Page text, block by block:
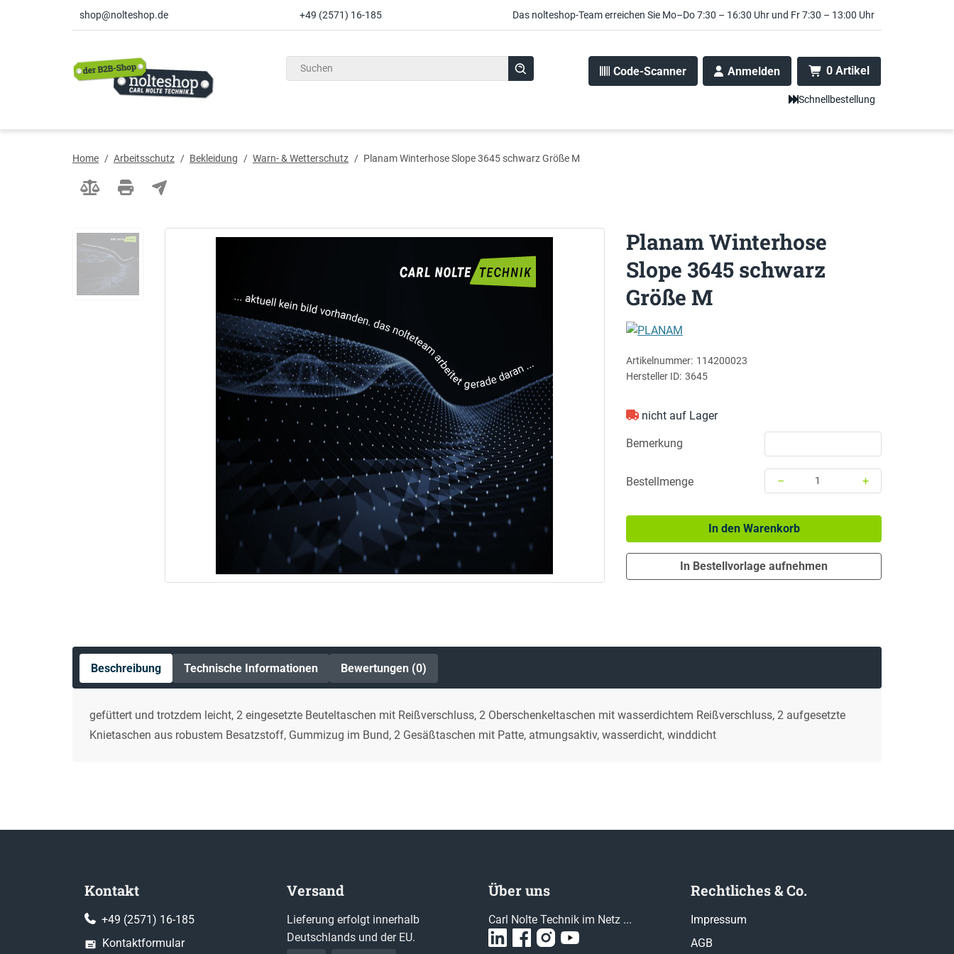
shop@nolteshop.de +49 (2571) 16-185 Das nolteshop-Team erreichen Sie Mo–Do 7:30 – 16:30 Uhr und Fr 7:30 – 13:00 Uhr
Code-Scanner Anmelden 0 Artikel
Schnellbestellung
Home / Arbeitsschutz / Bekleidung / Warn- & Wetterschutz / Planam Winterhose Slope 3645 schwarz Größe M
Planam Winterhose
Slope 3645 schwarz
Größe M
Artikelnummer: 114200023
Hersteller ID: 3645
nicht auf Lager
Bemerkung
Bestellmenge –
+
In den Warenkorb
In Bestellvorlage aufnehmen
Beschreibung Technische Informationen Bewertungen (0)
gefüttert und trotzdem leicht, 2 eingesetzte Beuteltaschen mit Reißverschluss, 2 Oberschenkeltaschen mit wasserdichtem Reißverschluss, 2 aufgesetzte
Knietaschen aus robustem Besatzstoff, Gummizug im Bund, 2 Gesäßtaschen mit Patte, atmungsaktiv, wasserdicht, winddicht
Kontakt
+49 (2571) 16-185
Kontaktformular
Versand
Lieferung erfolgt innerhalb
Deutschlands und der EU.
Über uns
Carl Nolte Technik im Netz ...
Rechtliches & Co.
Impressum
AGB